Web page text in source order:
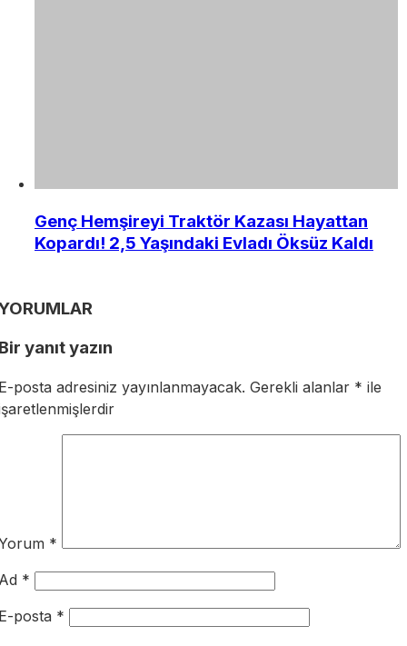
Genç Hemşireyi Traktör Kazası Hayattan
Kopardı! 2,5 Yaşındaki Evladı Öksüz Kaldı
yanıt yazın
posta adresiniz yayınlanmayacak. Gerekli alanlar * ile
*
*
posta *